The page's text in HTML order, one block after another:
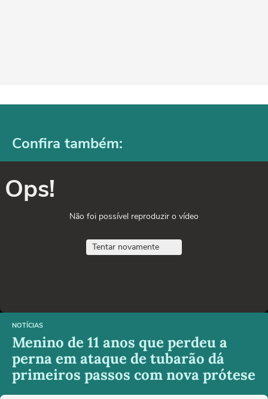
Confira também:
Ops!
Não foi possível reproduzir o vídeo
Tentar novamente
NOTÍCIAS
Menino de 11 anos que perdeu a
perna em ataque de tubarão dá
primeiros passos com nova prótese